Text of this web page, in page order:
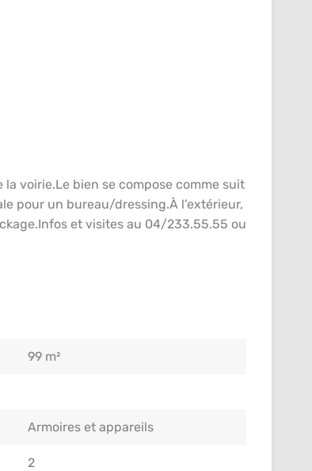
voirie.Le bien se compose comme suit
pour un bureau/dressing.À l’extérieur,
et visites au 04/233.55.55 ou
99 m²
Armoires et appareils
2